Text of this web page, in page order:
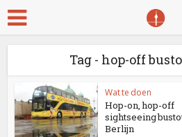
Tag - hop-off
Wat te doen
Hop-on, hop-off
sightseeing
Berlijn